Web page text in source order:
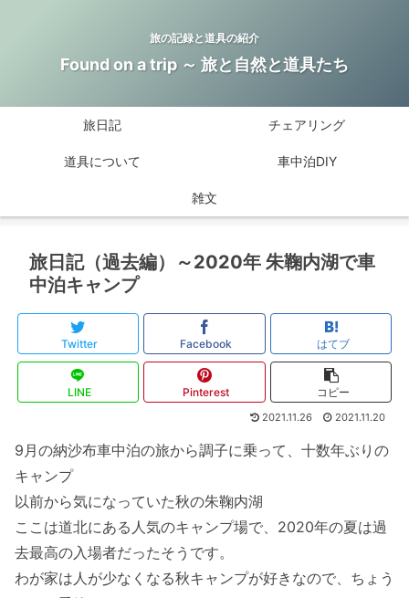
旅の記録と道具の紹介
Found on a trip ～ 旅と自然と道具たち
旅日記 チェアリング
道具について 車中泊DIY
雑文
旅日記（過去編）～2020年 朱鞠内湖で車
中泊キャンプ
Twitter Facebook はてブ
LINE Pinterest コピー
2021.11.26 2021.11.20
9月の納沙布車中泊の旅から調子に乗って、十数年ぶりの
キャンプ
以前から気になっていた秋の朱鞠内湖
ここは道北にある人気のキャンプ場で、2020年の夏は過
去最高の入場者だったそうです。
わが家は人が少なくなる秋キャンプが好きなので、ちょう